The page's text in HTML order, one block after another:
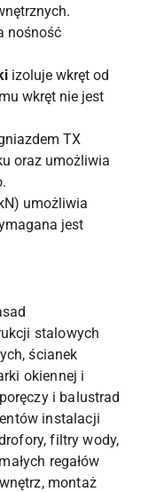
nośność
izoluje wkręt od
wkręt nie jest
TX
oraz umożliwia
umożliwia
jest
stalowych
ścianek
okiennej i
i balustrad
instalacji
filtry wody,
regałów
montaż